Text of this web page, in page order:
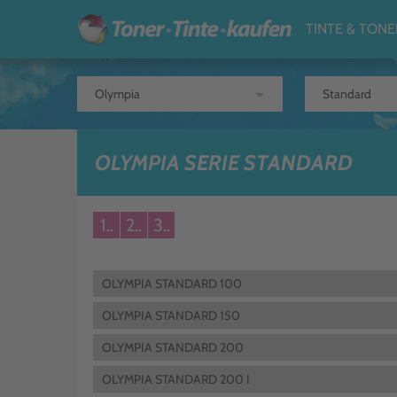
TINTE &
OLYMPIA SERIE STANDARD
1.. 2.. 3..
OLYMPIA STANDARD 100
OLYMPIA STANDARD 150
OLYMPIA STANDARD 200
OLYMPIA STANDARD 200 I